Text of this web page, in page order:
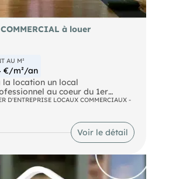
à louer
AU M²
€/m²/an
la location un local
au coeur du 1er
Lyon.
de l'ambiance authentique du
de la Croix-Rousse.
de créateur, un petit centre bien-
de sport intimiste.
D'ENTREPRISE LOCAUX COMMERCIAUX -
Voir le détail